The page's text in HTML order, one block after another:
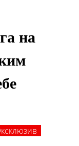
на